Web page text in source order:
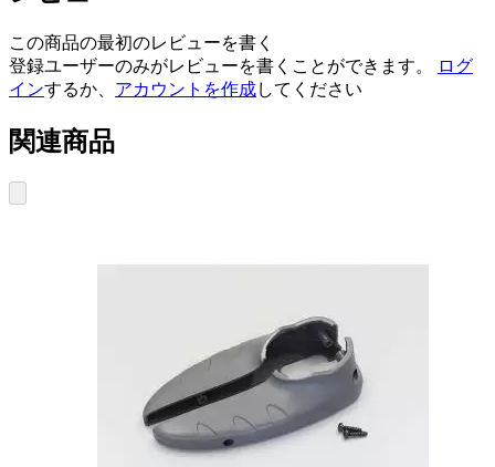
この商品の最初のレビューを書く
登録ユーザーのみがレビューを書くことができます。
ログ
インするか、 アカウントを作成してください
関連商品